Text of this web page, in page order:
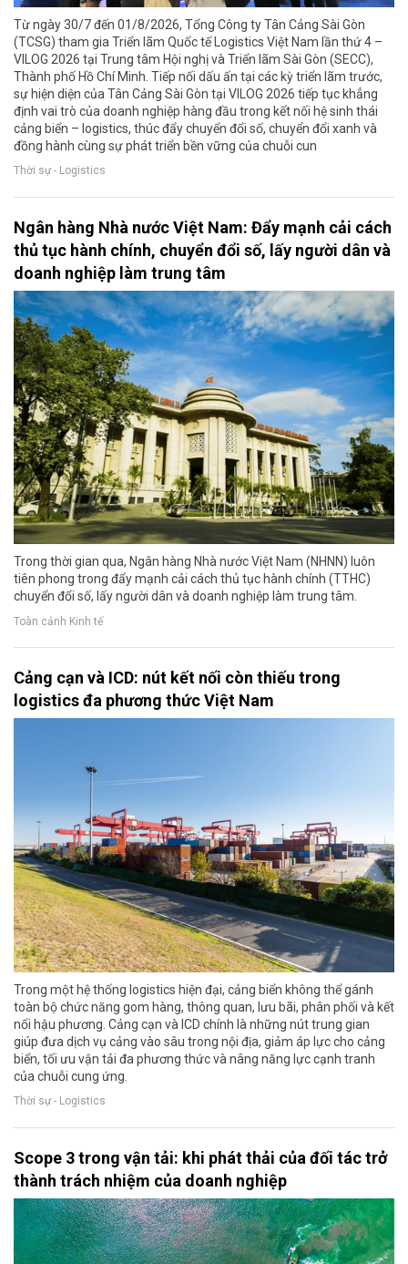
Từ ngày 30/7 đến 01/8/2026, Tổng Công ty Tân Cảng Sài Gòn
(TCSG) tham gia Triển lãm Quốc tế Logistics Việt Nam lần thứ 4 –
VILOG 2026 tại Trung tâm Hội nghị và Triển lãm Sài Gòn (SECC),
Thành phố Hồ Chí Minh. Tiếp nối dấu ấn tại các kỳ triển lãm trước,
sự hiện diện của Tân Cảng Sài Gòn tại VILOG 2026 tiếp tục khẳng
định vai trò của doanh nghiệp hàng đầu trong kết nối hệ sinh thái
cảng biển – logistics, thúc đẩy chuyển đổi số, chuyển đổi xanh và
đồng hành cùng sự phát triển bền vững của chuỗi cun
Thời sự - Logistics
Ngân hàng Nhà nước Việt Nam: Đẩy mạnh cải cách
thủ tục hành chính, chuyển đổi số, lấy người dân và
doanh nghiệp làm trung tâm
Trong thời gian qua, Ngân hàng Nhà nước Việt Nam (NHNN) luôn
tiên phong trong đẩy mạnh cải cách thủ tục hành chính (TTHC)
chuyển đổi số, lấy người dân và doanh nghiệp làm trung tâm.
Toàn cảnh Kinh tế
Cảng cạn và ICD: nút kết nối còn thiếu trong
logistics đa phương thức Việt Nam
Trong một hệ thống logistics hiện đại, cảng biển không thể gánh
toàn bộ chức năng gom hàng, thông quan, lưu bãi, phân phối và kết
nối hậu phương. Cảng cạn và ICD chính là những nút trung gian
giúp đưa dịch vụ cảng vào sâu trong nội địa, giảm áp lực cho cảng
biển, tối ưu vận tải đa phương thức và nâng năng lực cạnh tranh
của chuỗi cung ứng.
Thời sự - Logistics
Scope 3 trong vận tải: khi phát thải của đối tác trở
thành trách nhiệm của doanh nghiệp